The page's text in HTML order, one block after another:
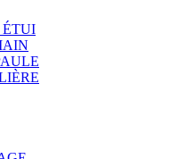
ÉTUI